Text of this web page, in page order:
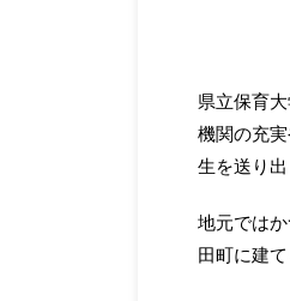
県立保育
機関の充
生を送り
地元では
田町に建